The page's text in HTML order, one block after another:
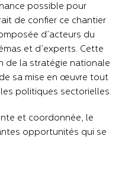
possible pour
de confier ce chantier
d’acteurs du
et d’experts. Cette
de la stratégie nationale
sa mise en œuvre tout
politiques sectorielles.
et coordonnée, le
opportunités qui se